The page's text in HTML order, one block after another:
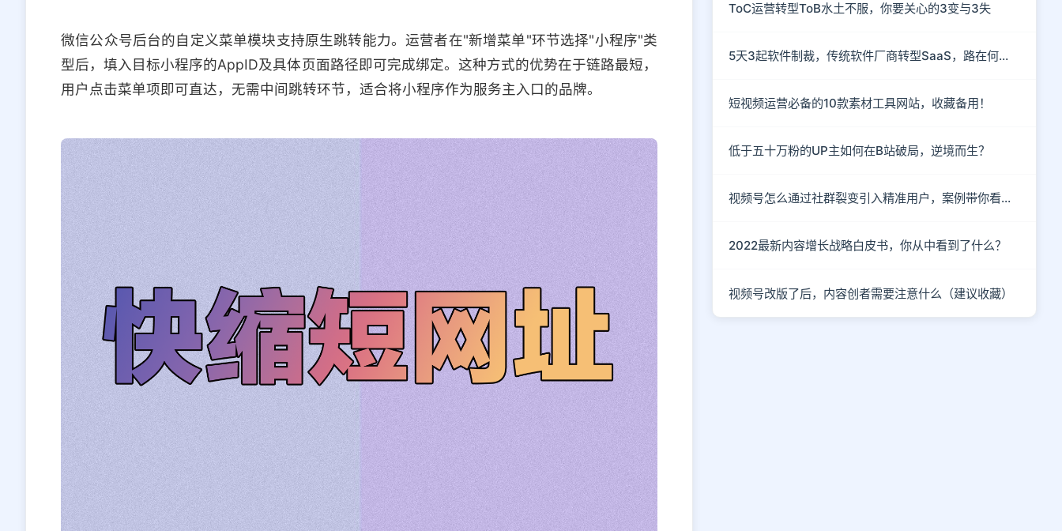
微信公众号后台的自定义菜单模块支持原生跳转能力。运营者在"新增菜单"环节选择"小程序"类
型后，填入目标小程序的AppID及具体页面路径即可完成绑定。这种方式的优势在于链路最短，
用户点击菜单项即可直达，无需中间跳转环节，适合将小程序作为服务主入口的品牌。
ToC运营转型ToB水土不服，你要关心的3变与3失
5天3起软件制裁，传统软件厂商转型SaaS，路在何方？
短视频运营必备的10款素材工具网站，收藏备用！
低于五十万粉的UP主如何在B站破局，逆境而生？
视频号怎么通过社群裂变引入精准用户，案例带你看懂！
2022最新内容增长战略白皮书，你从中看到了什么？
视频号改版了后，内容创者需要注意什么（建议收藏）